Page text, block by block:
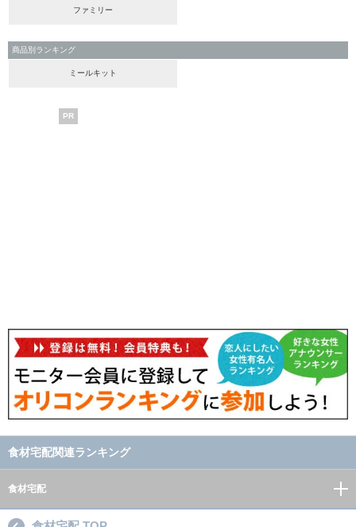
ファミリー
商品別ランキング
ミールキット
PR
食材宅配関連ランキング
食材宅配